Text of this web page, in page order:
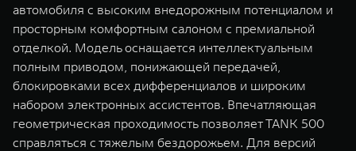
автомобиля с высоким внедорожным потенциалом и
просторным комфортным салоном с премиальной
отделкой. Модель оснащается интеллектуальным
полным приводом, понижающей передачей,
блокировками всех дифференциалов и широким
набором электронных ассистентов. Впечатляющая
геометрическая проходимость позволяет TANK 500
справляться с тяжелым бездорожьем. Для версий